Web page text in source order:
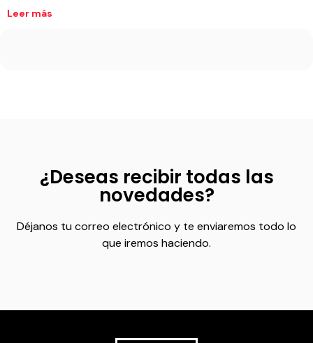
Leer más
¿Deseas recibir todas las
novedades?
Déjanos tu correo electrónico y te enviaremos todo lo
que iremos haciendo.